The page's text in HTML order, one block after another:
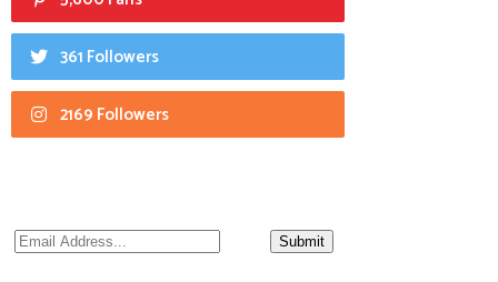
361 Followers
2169 Followers